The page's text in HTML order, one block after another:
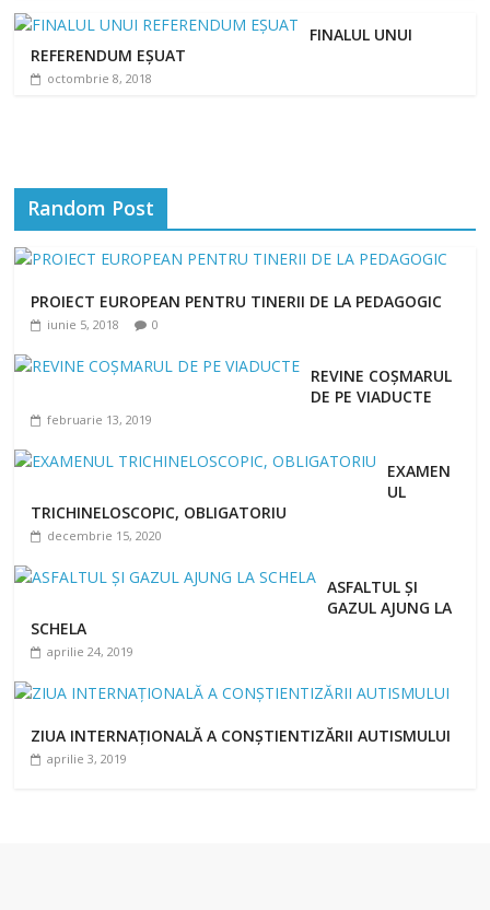
FINALUL UNUI
REFERENDUM EȘUAT
octombrie 8, 2018
Random Post
PROIECT EUROPEAN PENTRU TINERII DE LA PEDAGOGIC
iunie 5, 2018 0
REVINE COȘMARUL
DE PE VIADUCTE
februarie 13, 2019
EXAMEN
UL
TRICHINELOSCOPIC, OBLIGATORIU
decembrie 15, 2020
ASFALTUL ȘI
GAZUL AJUNG LA
SCHELA
aprilie 24, 2019
ZIUA INTERNAȚIONALĂ A CONȘTIENTIZĂRII AUTISMULUI
aprilie 3, 2019